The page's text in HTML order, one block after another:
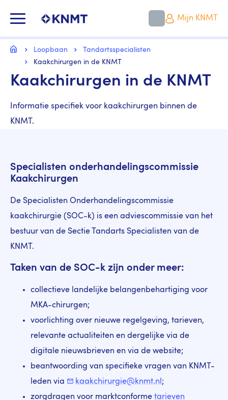
naar
inhoud
gaan
Mijn KNMT
Kruimelpad
HomeLoopbaan
Tandartsspecialisten
Kaakchirurgen in de KNMT
Kaakchirurgen in de KNMT
Informatie specifiek voor kaakchirurgen binnen de
KNMT.
Specialisten onderhandelingscommissie
Kaakchirurgen
De Specialisten Onderhandelingscommissie
kaakchirurgie (SOC-k) is een adviescommissie van het
bestuur van de Sectie Tandarts Specialisten van de
KNMT.
Taken van de SOC-k zijn onder meer:
collectieve landelijke belangenbehartiging voor
MKA-chirurgen;
voorlichting over nieuwe regelgeving, tarieven,
relevante actualiteiten en dergelijke via de
digitale nieuwsbrieven en via de website;
beantwoording van specifieke vragen van KNMT-
leden via
kaakchirurgie@knmt.nl ;
zorgdragen voor marktconforme tarieven